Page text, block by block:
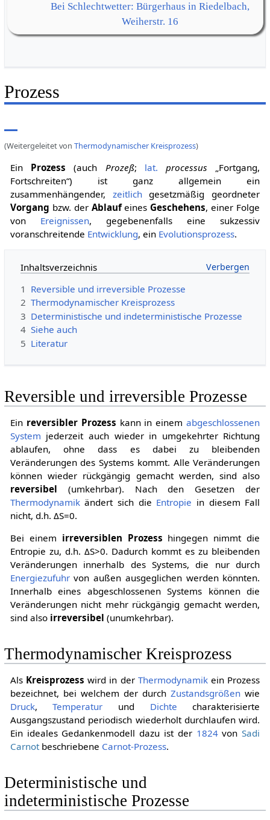
Bei Schlechtwetter: Bürgerhaus in Riedelbach,
Weiherstr. 16
Prozess
(Weitergeleitet von Thermodynamischer Kreisprozess)
Ein Prozess (auch Prozeß; lat. processus „Fortgang,
Fortschreiten“) ist ganz allgemein ein
zusammenhängender, zeitlichgesetzmäßig geordneter
Vorgang bzw. der AblaufeinesGeschehens, einer Folge
von Ereignissen, gegebenenfalls eine sukzessiv
voranschreitende Entwicklung, ein Evolutionsprozess.
Inhaltsverzeichnis
1 Reversible und irreversible Prozesse
2 Thermodynamischer Kreisprozess
3 Deterministische und indeterministische Prozesse
4 Siehe auch
5 Literatur
Reversible und irreversible Prozesse
Ein reversibler Prozess kann in einemabgeschlossenen
System jederzeit auch wieder in umgekehrter Richtung
ablaufen, ohne dass es dabei zu bleibenden
Veränderungen des Systems kommt. Alle Veränderungen
können wieder rückgängig gemacht werden, sind also
reversibel (umkehrbar). Nach den Gesetzen der
Thermodynamikändert sich die Entropie in diesem Fall
nicht, d.h. ΔS=0.
Bei einem irreversiblen Prozess hingegen nimmt die
Entropie zu, d.h. ΔS>0. Dadurch kommt es zu bleibenden
Veränderungen innerhalb des Systems, die nur durch
Energiezufuhrvon außen ausgeglichen werden könnten.
Innerhalb eines abgeschlossenen Systems können die
Veränderungen nicht mehr rückgängig gemacht werden,
sind also irreversibel (unumkehrbar).
Thermodynamischer Kreisprozess
Als Kreisprozess wird in der Thermodynamikein Prozess
bezeichnet, bei welchem der durchZustandsgrößen wie
Druck,Temperatur und Dichte charakterisierte
Ausgangszustand periodisch wiederholt durchlaufen wird.
Ein ideales Gedankenmodell dazu ist der 1824vonSadi
Carnotbeschriebene Carnot-Prozess.
Deterministische und
indeterministische Prozesse